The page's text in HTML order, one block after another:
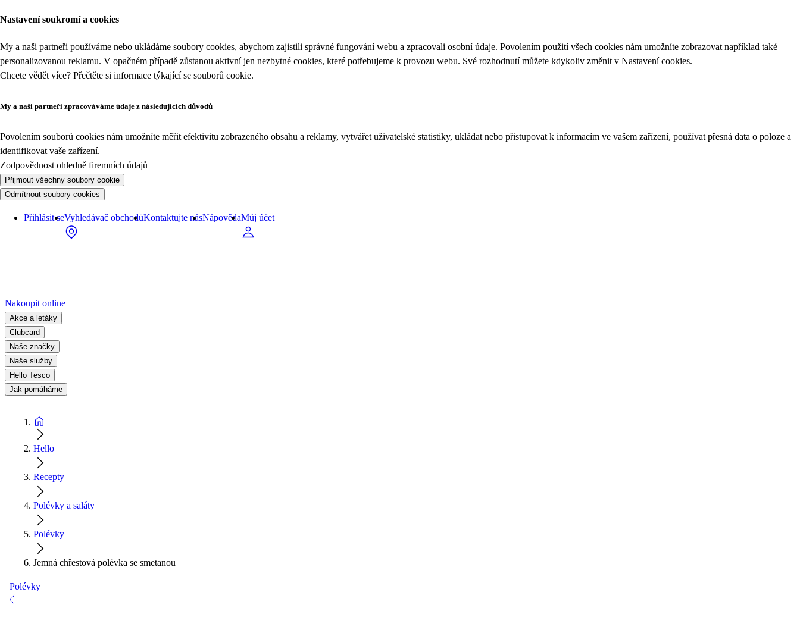
Nastavení soukromí a cookies
My a naši partneři používáme nebo ukládáme soubory cookies, abychom zajistili správné fungování webu a zpracovali osobní údaje. Povolením použití všech cookies nám umožníte zobrazovat například také
personalizovanou reklamu. V opačném případě zůstanou aktivní jen nezbytné cookies, které potřebujeme k provozu webu. Své rozhodnutí můžete kdykoliv změnit v Nastavení cookies.
Chcete vědět více? Přečtěte si informace týkající se souborů cookie.
My a naši partneři zpracováváme údaje z následujících důvodů
Povolením souborů cookies nám umožníte měřit efektivitu zobrazeného obsahu a reklamy, vytvářet uživatelské statistiky, ukládat nebo přistupovat k informacím ve vašem zařízení, používat přesná data o poloze a
identifikovat vaše zařízení.
Zodpovědnost ohledně firemních údajů
Přijmout všechny soubory cookie
Odmítnout soubory cookies
Přihlásit seVyhledávač obchodůKontaktujte násNápovědaMůj účet
Nakoupit online
Akce a letáky
Clubcard
Naše značky
Naše služby
Hello Tesco
Jak pomáháme
Hello
Recepty
Polévky a saláty
Polévky
Jemná chřestová polévka se smetanou
Polévky